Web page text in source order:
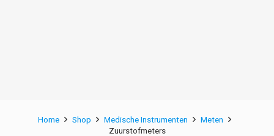
Home Shop Medische Instrumenten
Meten
Zuurstofmeters